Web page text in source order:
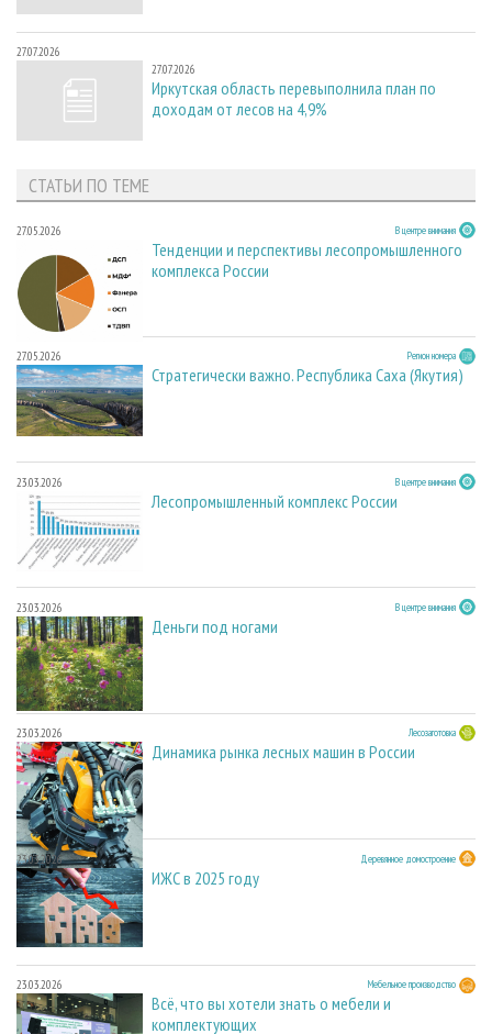
27.07.2026
27.07.2026
Иркутская область перевыполнила план по
доходам от лесов на 4,9%
СТАТЬИ ПО ТЕМЕ
27.05.2026 В центре внимания
Тенденции и перспективы лесопромышленного
комплекса России
27.05.2026 Регион номера
Стратегически важно. Республика Саха (Якутия)
23.03.2026 В центре внимания
Лесопромышленный комплекс России
23.03.2026 В центре внимания
Деньги под ногами
23.03.2026 Лесозаготовка
Динамика рынка лесных машин в России
23.03.2026 Деревянное домостроение
ИЖС в 2025 году
23.03.2026 Мебельное производство
Всё, что вы хотели знать о мебели и
комплектующих